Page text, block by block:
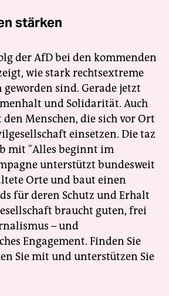
stärken
der AfD bei den kommenden
wie stark rechtsextreme
sind. Gerade jetzt
und Solidarität. Auch
Menschen, die sich vor Ort
einsetzen. Die taz
mit "Alles beginnt im
unterstützt bundesweit
Orte und baut einen
für deren Schutz und Erhalt
braucht guten, frei
– und
Engagement. Finden Sie
Sie mit und unterstützen Sie